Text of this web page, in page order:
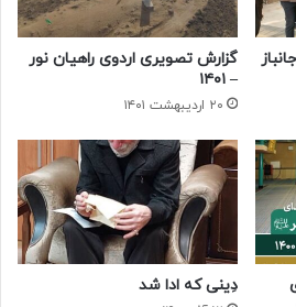
گزارش تصویری اردوی راهیان نور
– ۱۴۰۱
۲۰ اردیبهشت ۱۴۰۱
دِینی که ادا شد